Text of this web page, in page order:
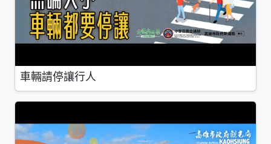
車輛請停讓行人